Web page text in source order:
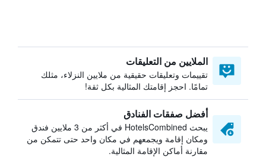
الملايين من التعليقات
تقييمات وتعليقات حقيقية من ملايين النزلاء، مثلك
تمامًا. احجز إقامتك المثالية بكل ثقة!
أفضل صفقات الفنادق
يبحث HotelsCombined في أكثر من 3 ملايين فندق
ومكان إقامة ويجمعهم في مكان واحد حتى تتمكن من
مقارنة أماكن الإقامة المثالية.